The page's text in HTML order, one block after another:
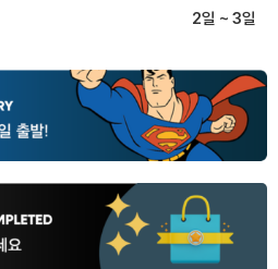
2일 ~ 3일